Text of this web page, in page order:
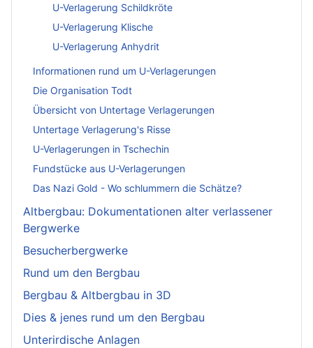
U-Verlagerung Schildkröte
U-Verlagerung Klische
U-Verlagerung Anhydrit
Informationen rund um U-Verlagerungen
Die Organisation Todt
Übersicht von Untertage Verlagerungen
Untertage Verlagerung's Risse
U-Verlagerungen in Tschechin
Fundstücke aus U-Verlagerungen
Das Nazi Gold - Wo schlummern die Schätze?
Altbergbau: Dokumentationen alter verlassener
Bergwerke
Besucherbergwerke
Rund um den Bergbau
Bergbau & Altbergbau in 3D
Dies & jenes rund um den Bergbau
Unterirdische Anlagen